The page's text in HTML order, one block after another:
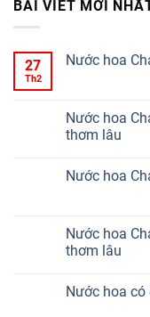
BÀI VIẾT MỚI
27
Th2
Nước hoa
Nước hoa
thơm lâu
Nước hoa
Nước hoa
thơm lâu
Nước hoa